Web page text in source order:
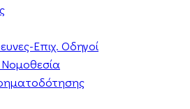
Επιχ. Οδηγοί